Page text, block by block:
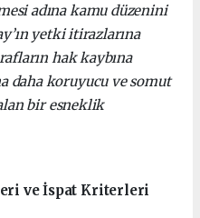
adına kamu düzenini
yetki itirazlarına
hak kaybına
daha koruyucu ve somut
bir esneklik
ve İspat Kriterleri